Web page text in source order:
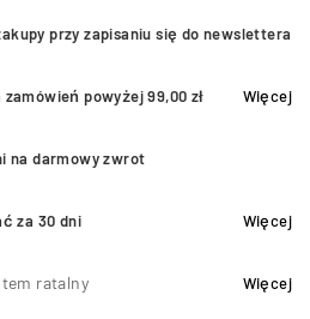
przy zapisaniu się do newslettera
zamówień powyżej 99,00 zł Więcej
na darmowy zwrot
za 30 dni Więcej
ratalny Więcej